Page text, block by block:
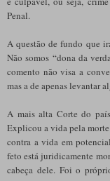
Penal.
A questão de fundo que
Não somos “dona da
comento não visa a
mas a de apenas levantar
A mais alta Corte do
Explicou a vida pela
contra a vida em
feto está juridicamente
cabeça dele. Foi o